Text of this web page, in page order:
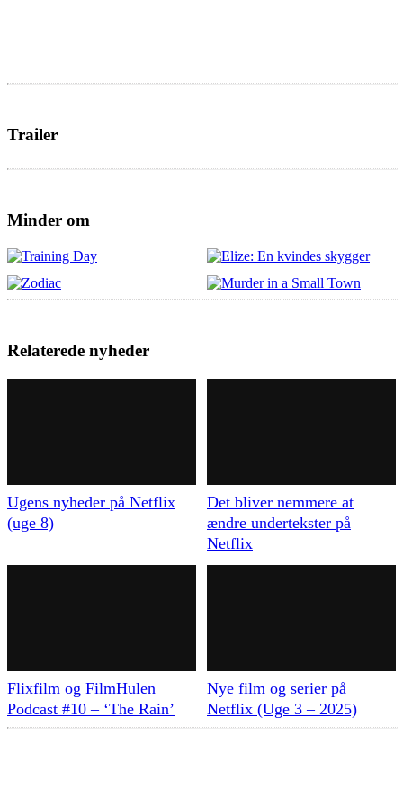
Trailer
Minder om
Relaterede nyheder
Ugens nyheder på Netflix
(uge 8)
Det bliver nemmere at
ændre undertekster på
Netflix
Flixfilm og FilmHulen
Podcast #10 – ‘The Rain’
Nye film og serier på
Netflix (Uge 3 – 2025)